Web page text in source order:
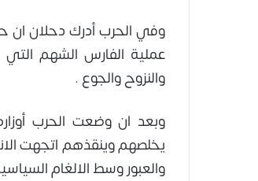
وفي الحرب أدرك دحلان ان
عملية الفارس الشهم
والنزوح والجوع .
وبعد ان وضعت الحرب
يخلصهم وينقذهم اتجهت
والعبور وسط الالغام